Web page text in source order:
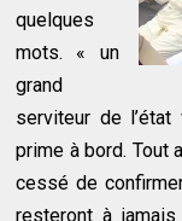
quelques
mots. « un
grand
serviteur de
prime à bord. Tout
cessé de
resteront à